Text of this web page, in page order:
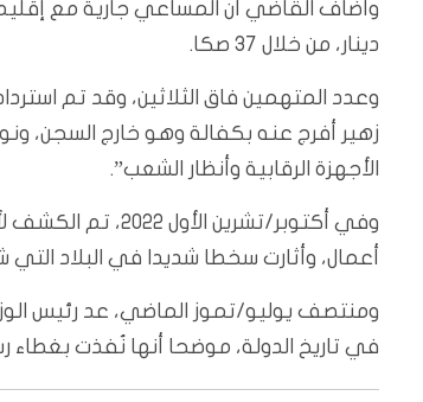
دينار، من خلال 37 صكا.
زهير أفرج عنه بكفالة وهو خارج السجن،
الأجهزة الرقابية وأنظار الشعب”.
وفي أكتوبر/
أعمال، وأثارت سخطا شديدا في البلاد
ومنتصف يوليو/تموز الماضي، عد رئيس
في تاريخ الدولة، موضحا أنها نُفذت